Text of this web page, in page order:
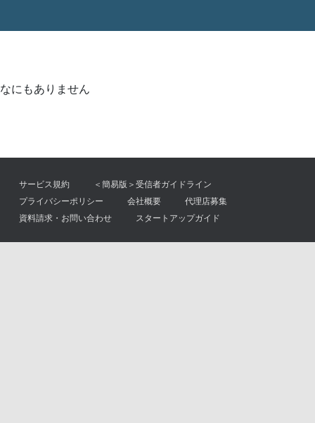
なにもありません
サービス規約
＜簡易版＞受信者ガイドライン
プライバシーポリシー
会社概要
代理店募集
資料請求・お問い合わせ
スタートアップガイド